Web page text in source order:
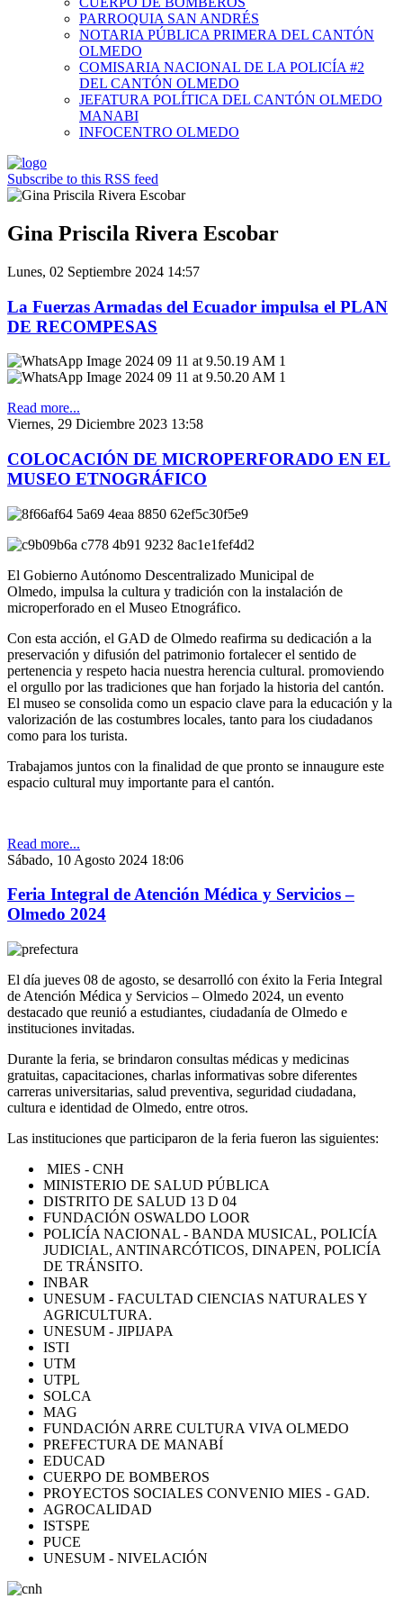
PARROQUIA SAN ANDRÉS
NOTARIA PÚBLICA PRIMERA DEL CANTÓN
OLMEDO
COMISARIA NACIONAL DE LA POLICÍA #2
DEL CANTÓN OLMEDO
JEFATURA POLÍTICA DEL CANTÓN OLMEDO
MANABI
INFOCENTRO OLMEDO
Subscribe to this RSS feed
Gina Priscila Rivera Escobar
Lunes, 02 Septiembre 2024 14:57
La Fuerzas Armadas del Ecuador impulsa el PLAN
DE RECOMPESAS
Read more...
Viernes, 29 Diciembre 2023 13:58
COLOCACIÓN DE MICROPERFORADO EN EL
MUSEO ETNOGRÁFICO
El Gobierno Autónomo Descentralizado Municipal de
Olmedo, impulsa la cultura y tradición con la instalación de
microperforado en el Museo Etnográfico.
Con esta acción, el GAD de Olmedo reafirma su dedicación a la
preservación y difusión del patrimonio fortalecer el sentido de
pertenencia y respeto hacia nuestra herencia cultural. promoviendo
el orgullo por las tradiciones que han forjado la historia del cantón.
El museo se consolida como un espacio clave para la educación y la
valorización de las costumbres locales, tanto para los ciudadanos
como para los turista.
Trabajamos juntos con la finalidad de que pronto se innaugure este
espacio cultural muy importante para el cantón.
Read more...
Sábado, 10 Agosto 2024 18:06
Feria Integral de Atención Médica y Servicios –
Olmedo 2024
El día jueves 08 de agosto, se desarrolló con éxito la Feria Integral
de Atención Médica y Servicios – Olmedo 2024, un evento
destacado que reunió a estudiantes, ciudadanía de Olmedo e
instituciones invitadas.
Durante la feria, se brindaron consultas médicas y medicinas
gratuitas, capacitaciones, charlas informativas sobre diferentes
carreras universitarias, salud preventiva, seguridad ciudadana,
cultura e identidad de Olmedo, entre otros.
Las instituciones que participaron de la feria fueron las siguientes:
MIES - CNH
MINISTERIO DE SALUD PÚBLICA
DISTRITO DE SALUD 13 D 04
FUNDACIÓN OSWALDO LOOR
POLICÍA NACIONAL - BANDA MUSICAL, POLICÍA
JUDICIAL, ANTINARCÓTICOS, DINAPEN, POLICÍA
DE TRÁNSITO.
INBAR
UNESUM - FACULTAD CIENCIAS NATURALES Y
AGRICULTURA.
UNESUM - JIPIJAPA
ISTI
UTM
UTPL
SOLCA
MAG
FUNDACIÓN ARRE CULTURA VIVA OLMEDO
PREFECTURA DE MANABÍ
EDUCAD
CUERPO DE BOMBEROS
PROYECTOS SOCIALES CONVENIO MIES - GAD.
AGROCALIDAD
ISTSPE
PUCE
UNESUM - NIVELACIÓN